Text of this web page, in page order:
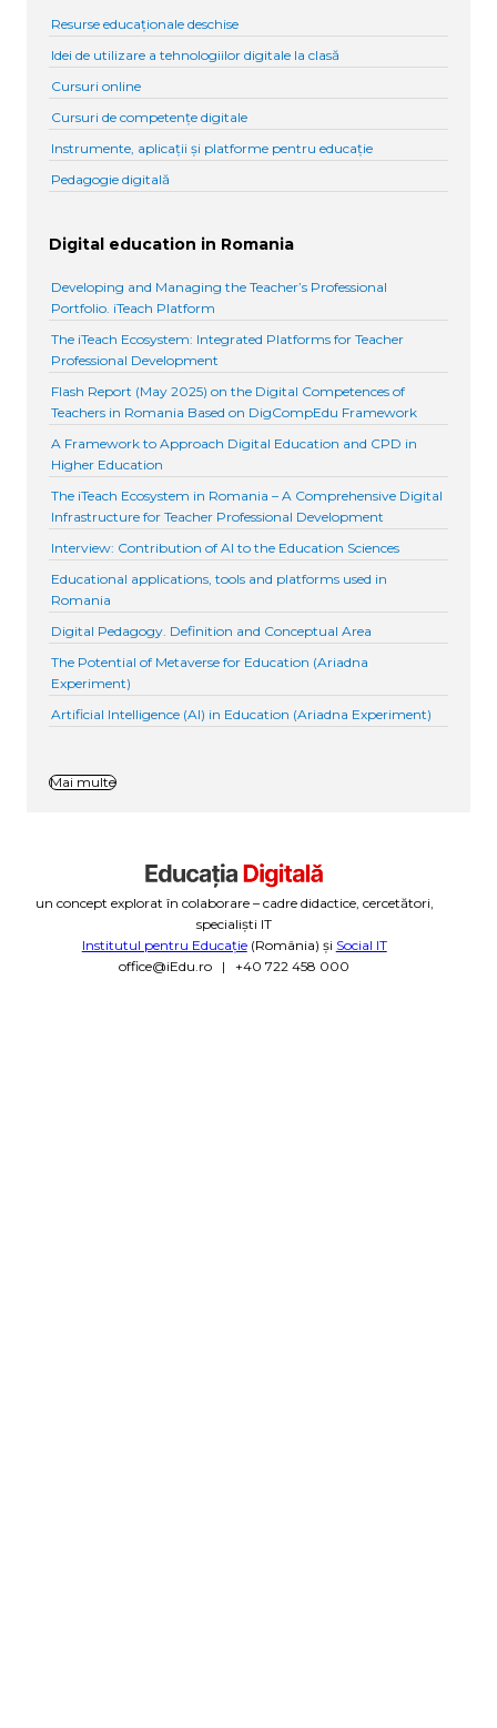
Resurse educaționale deschise
Idei de utilizare a tehnologiilor digitale la clasă
Cursuri online
Cursuri de competențe digitale
Instrumente, aplicații și platforme pentru educație
Pedagogie digitală
Digital education in Romania
Developing and Managing the Teacher’s Professional
Portfolio. iTeach Platform
The iTeach Ecosystem: Integrated Platforms for Teacher
Professional Development
Flash Report (May 2025) on the Digital Competences of
Teachers in Romania Based on DigCompEdu Framework
A Framework to Approach Digital Education and CPD in
Higher Education
The iTeach Ecosystem in Romania – A Comprehensive Digital
Infrastructure for Teacher Professional Development
Interview: Contribution of AI to the Education Sciences
Educational applications, tools and platforms used in
Romania
Digital Pedagogy. Definition and Conceptual Area
The Potential of Metaverse for Education (Ariadna
Experiment)
Artificial Intelligence (AI) in Education (Ariadna Experiment)
Mai multe
un concept explorat în colaborare – cadre didactice, cercetători,
specialiști IT
Institutul pentru Educație(România) și Social IT
office@iEdu.ro | +40 722 458 000